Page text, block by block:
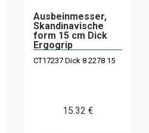
Ausbeinmesser,
Skandinavische
form 15 cm Dick
Ergogrip
CT17237 Dick 8 2278 15
15.32 €